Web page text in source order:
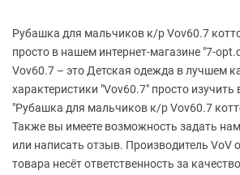
Рубашка для мальчиков к/р Vov60.7
просто в нашем интернет-магазине "7-
Vov60.7 – это Детская одежда в лучшем
характеристики "Vov60.7" просто
"Рубашка для мальчиков к/р Vov60.7
Также вы имеете возможность задать
или написать отзыв. Производитель VoV
товара несёт ответственность за